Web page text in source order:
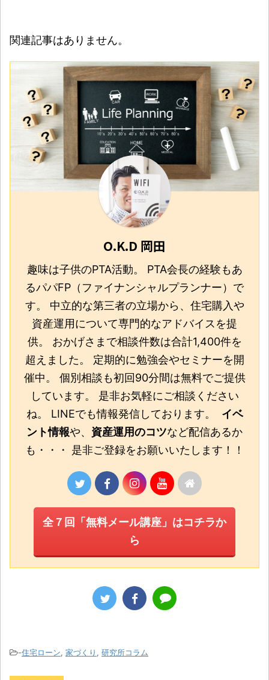
関連記事はありません。
O.K.D 岡田
趣味は子供のPTA活動。 PTA会長の経験もあ
るパパFP（ファイナンシャルプランナー）で
す。 中立的な第三者の立場から、住宅購入や
資産運用について専門的なアドバイスを提
供。 おかげさまで相談件数は合計1,400件を
超えました。 定期的に勉強会やセミナーを開
催中。 個別相談も初回90分間は無料でご提供
しています。 是非お気軽にご相談ください
ね。 LINEでも情報発信しております。 イベ
ント情報や、 資産運用のコツなど配信あるか
も・・・ 是非ご登録をお願いいたします！！
全７回「無料メール講座」はコチラか
ら
-住宅ローン, 家づくり , 研究所コラム